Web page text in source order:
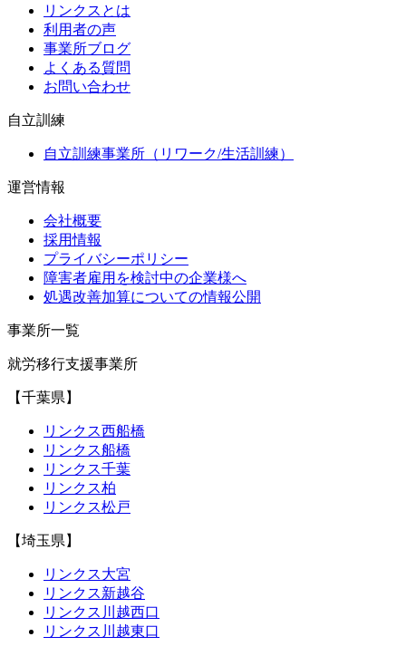
リンクスとは
利用者の声
事業所ブログ
よくある質問
お問い合わせ
自立訓練
自立訓練事業所（リワーク/生活訓練）
運営情報
会社概要
採用情報
プライバシーポリシー
障害者雇用を検討中の企業様へ
処遇改善加算についての情報公開
事業所一覧
就労移行支援事業所
【千葉県】
リンクス西船橋
リンクス船橋
リンクス千葉
リンクス柏
リンクス松戸
【埼玉県】
リンクス大宮
リンクス新越谷
リンクス川越西口
リンクス川越東口